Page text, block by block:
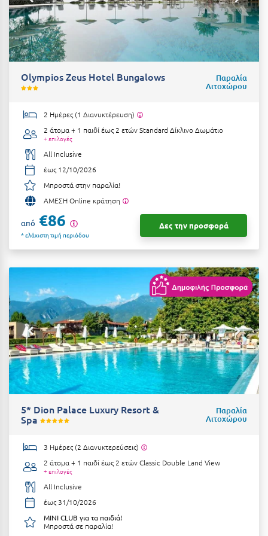
Αιδηψός
Αλεξανδρούπολη
Αλισσός Αχαΐας
Αλόννησος
Αμοργός
Αμφίκλεια
Ανάβυσσος
Άνδρος
Αντίπαρος
Αργολίδα
Αριδαία
Αρκαδία
Αρκίτσα
Αρτέμιδα
Αρχαία Ολυμπία
Αστυπάλαια
Αττική
Αχαΐα
Βansko
ΤΎΠΟΣ ΔΙΑΤΡΟΦΉΣ
Διαμονή Μόνο
Πρωινό
Ημιδιατροφή
Πλήρης Διατροφή
Ένα Γεύμα
Δύο Γεύματα + Ποτά
ΤΎΠΟΣ ΚΑΤΑΛΎΜΑΤΟΣ
Ξενοδοχεία 1 Αστέρι
Ξενοδοχεία 3 Αστέρων
Ξενοδοχεία 4 Αστέρων
Ξενοδοχεία 5 Αστέρων
Βίλες
Κρουαζιέρες
Διαμερίσματα
Studios
Boutique Hotels
Ξενώνες
Camping
Olympios Zeus Hotel Bungalows Παραλία
Λιτοχώρου
2 Ημέρες (1 Διανυκτέρευση)
2 άτομα + 1 παιδί έως 2 ετώνStandard Δίκλινο Δωμάτιο
+ επιλογές
All Inclusive
έως 12/10/2026
Μπροστά στην παραλία!
ΑΜΕΣΗ Online κράτηση
από €86
* ελάχιστη τιμή περιόδου
Δες την προσφορά
5* Dion Palace Luxury Resort &
Spa
Παραλία
Λιτοχώρου
3 Ημέρες (2 Διανυκτερεύσεις)
2 άτομα + 1 παιδί έως 2 ετώνClassic Double Land View
+ επιλογές
All Inclusive
έως 31/10/2026
MINI CLUB για τα παιδιά!
Μπροστά σε παραλία!